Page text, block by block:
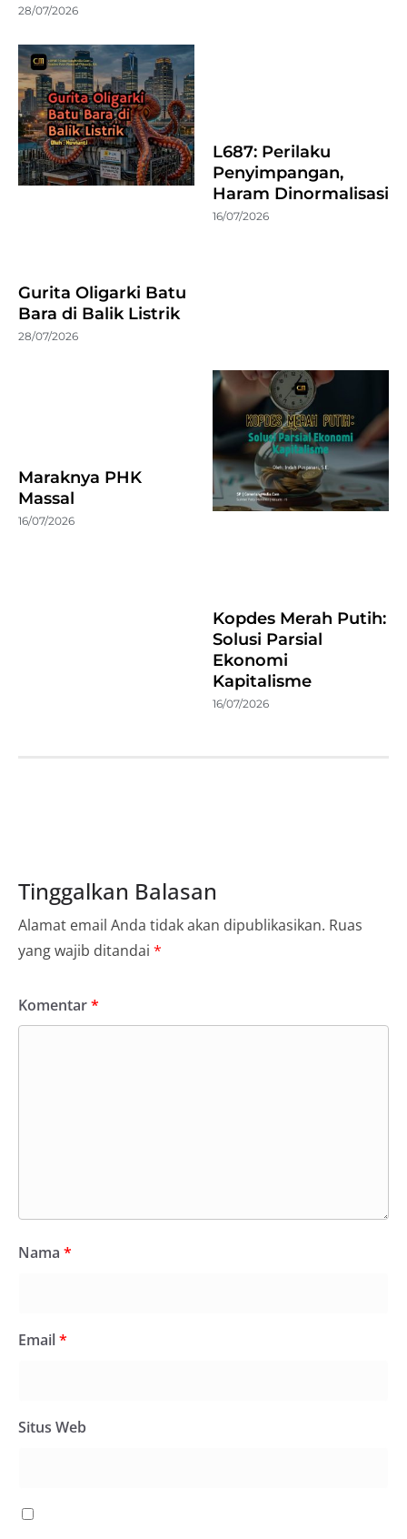
28/07/2026
Gurita Oligarki Batu
Bara di Balik Listrik
28/07/2026
L687: Perilaku
Penyimpangan,
Haram Dinormalisasi
16/07/2026
Maraknya PHK
Massal
16/07/2026
Kopdes Merah Putih:
Solusi Parsial
Ekonomi
Kapitalisme
16/07/2026
Tinggalkan Balasan
Alamat email Anda tidak akan dipublikasikan. Ruas
yang wajib ditandai *
Komentar*
Nama *
Email*
Situs Web